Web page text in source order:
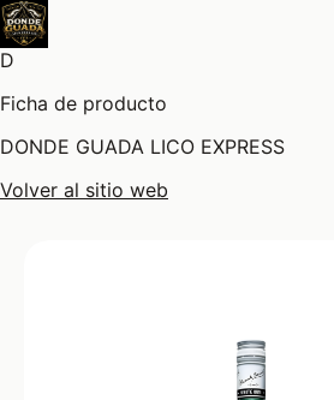
D
Ficha de producto
DONDE GUADA LICO EXPRESS
Volver al sitio web